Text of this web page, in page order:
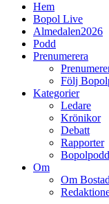
Hem
Bopol Live
Almedalen2026
Podd
Prenumerera
Följ
Kategorier
Ledare
Krönikor
Debatt
Rapporter
Om
Om